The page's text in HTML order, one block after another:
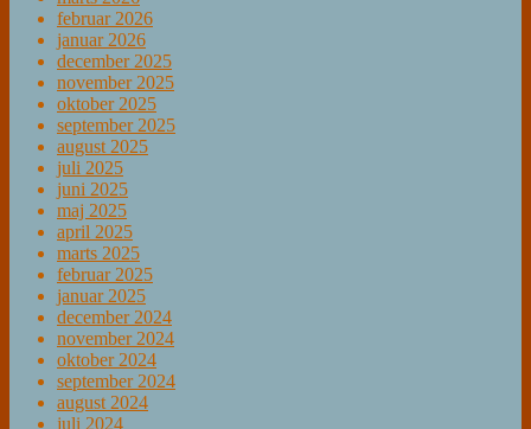
februar 2026
januar 2026
december 2025
november 2025
oktober 2025
september 2025
august 2025
juli 2025
juni 2025
maj 2025
april 2025
marts 2025
februar 2025
januar 2025
december 2024
november 2024
oktober 2024
september 2024
august 2024
juli 2024